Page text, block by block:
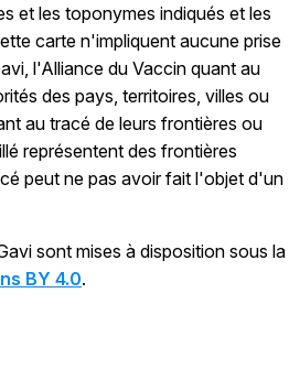
et les toponymes indiqués et les
carte n'impliquent aucune prise
l'Alliance du Vaccin quant au
des pays, territoires, villes ou
au tracé de leurs frontières ou
représentent des frontières
peut ne pas avoir fait l'objet d'un
sont mises à disposition sous la
BY 4.0.